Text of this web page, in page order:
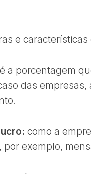
e
é a porcentagem
das
como a
exemplo,